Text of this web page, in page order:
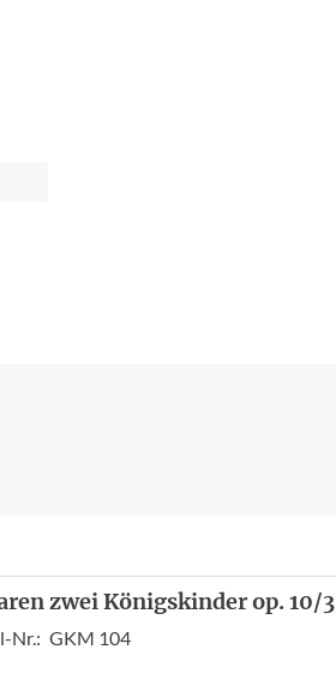
zwei Königskinder op. 10/3
Nr.: GKM 104